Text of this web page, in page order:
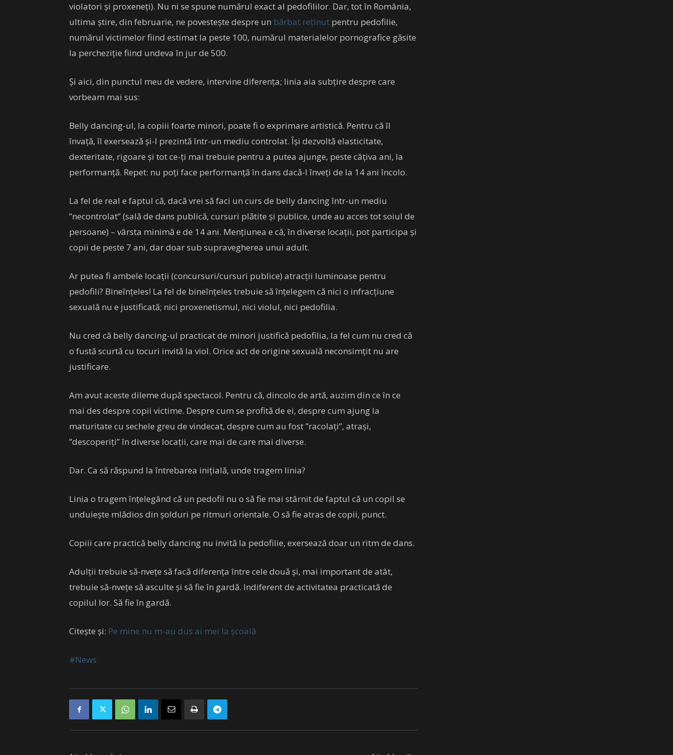
violatori și proxeneți). Nu ni se spune numărul exact al pedofililor. Dar, tot în România,
ultima știre, din februarie, ne povestește despre un bărbat reținut pentru pedofilie,
numărul victimelor fiind estimat la peste 100, numărul materialelor pornografice găsite
la percheziție fiind undeva în jur de 500.
Și aici, din punctul meu de vedere, intervine diferența; linia aia subțire despre care
vorbeam mai sus:
Belly dancing-ul, la copiii foarte minori, poate fi o exprimare artistică. Pentru că îl
învață, îl exersează și-l prezintă într-un mediu controlat. Își dezvoltă elasticitate,
dexteritate, rigoare și tot ce-ți mai trebuie pentru a putea ajunge, peste câțiva ani, la
performanță. Repet: nu poți face performanță în dans dacă-l înveți de la 14 ani încolo.
La fel de real e faptul că, dacă vrei să faci un curs de belly dancing într-un mediu
”necontrolat” (sală de dans publică, cursuri plătite și publice, unde au acces tot soiul de
persoane) – vârsta minimă e de 14 ani. Mențiunea e că, în diverse locații, pot participa și
copii de peste 7 ani, dar doar sub supravegherea unui adult.
Ar putea fi ambele locații (concursuri/cursuri publice) atracții luminoase pentru
pedofili? Bineînțeles! La fel de bineînțeles trebuie să înțelegem că nici o infracțiune
sexuală nu e justificată; nici proxenetismul, nici violul, nici pedofilia.
Nu cred că belly dancing-ul practicat de minori justifică pedofilia, la fel cum nu cred că
o fustă scurtă cu tocuri invită la viol. Orice act de origine sexuală neconsimțit nu are
justificare.
Am avut aceste dileme după spectacol. Pentru că, dincolo de artă, auzim din ce în ce
mai des despre copii victime. Despre cum se profită de ei, despre cum ajung la
maturitate cu sechele greu de vindecat, despre cum au fost ”racolați”, atrași,
”descoperiți” în diverse locații, care mai de care mai diverse.
Dar. Ca să răspund la întrebarea inițială, unde tragem linia?
Linia o tragem înțelegând că un pedofil nu o să fie mai stârnit de faptul că un copil se
unduiește mlădios din șolduri pe ritmuri orientale. O să fie atras de copii, punct.
Copiii care practică belly dancing nu invită la pedofilie, exersează doar un ritm de dans.
Adulții trebuie să-nvețe să facă diferența între cele două și, mai important de atât,
trebuie să-nvețe să asculte și să fie în gardă. Indiferent de activitatea practicată de
copilul lor. Să fie în gardă.
Citește și: Pe mine nu m-au dus ai mei la școală
#News